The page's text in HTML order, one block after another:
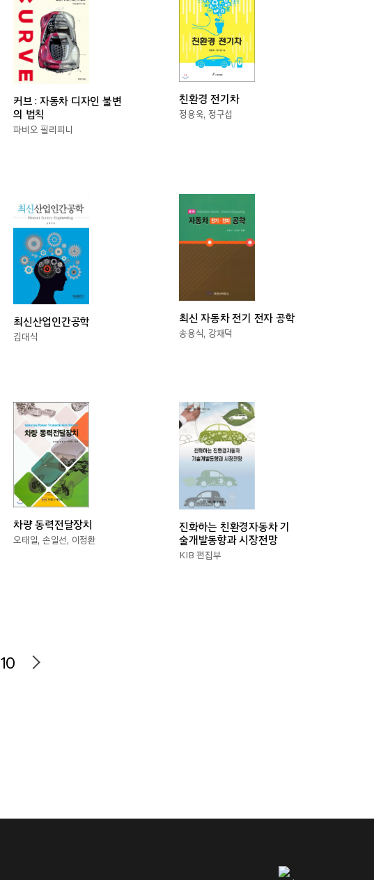
커브 : 자동차 디자인 불변
의 법칙
파비오 필리피니
친환경 전기차
정용욱, 정구섭
최신산업인간공학
김대식
최신 자동차 전기 전자 공학
송용식, 강재덕
차량 동력전달장치
오태일, 손일선, 이정환
진화하는 친환경자동차 기
술개발동향과 시장전망
KIB 편집부
10